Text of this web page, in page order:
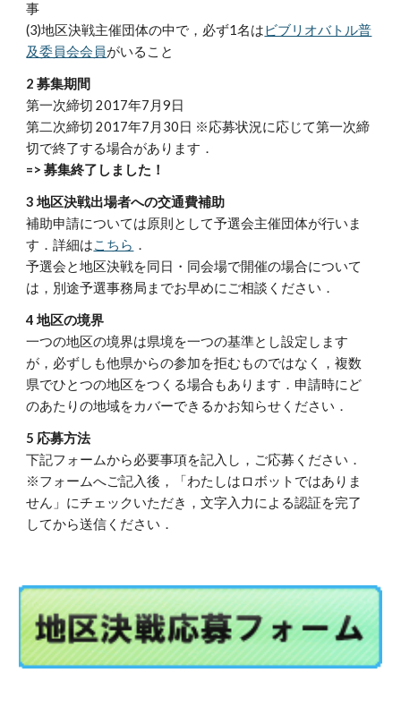
事
(3)地区決戦主催団体の中で，必ず1名はビブリオバトル普
及委員会会員がいること
2 募集期間
第一次締切 2017年7月9日
第二次締切 2017年7月30日 ※応募状況に応じて第一次締
切で終了する場合があります．
=> 募集終了しました！
3 地区決戦出場者への交通費補助
補助申請については原則として予選会主催団体が行いま
す．詳細はこちら ．
予選会と地区決戦を同日・同会場で開催の場合について
は，別途予選事務局までお早めにご相談ください．
4 地区の境界
一つの地区の境界は県境を一つの基準とし設定します
が，必ずしも他県からの参加を拒むものではなく，複数
県でひとつの地区をつくる場合もあります．申請時にど
のあたりの地域をカバーできるかお知らせください．
5 応募方法
下記フォームから必要事項を記入し，ご応募ください．
※フォームへご記入後，「わたしはロボットではありま
せん」にチェックいただき，文字入力による認証を完了
してから送信ください．